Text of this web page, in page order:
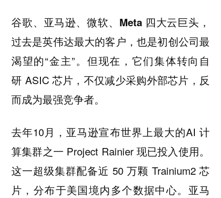
谷歌、亚马逊、微软、Meta 四大云巨头，
过去是英伟达最大的客户，也是初创公司最
渴望的“金主”。但现在，它们集体转向自
研 ASIC 芯片，不仅减少采购外部芯片，反
而成为最强竞争者。
去年10月，亚马逊宣布世界上最大的AI 计
算集群之一 Project Rainier 现已投入使用。
这一超级集群配备近 50 万颗 Trainium2 芯
片，分布于美国境内多个数据中心。亚马